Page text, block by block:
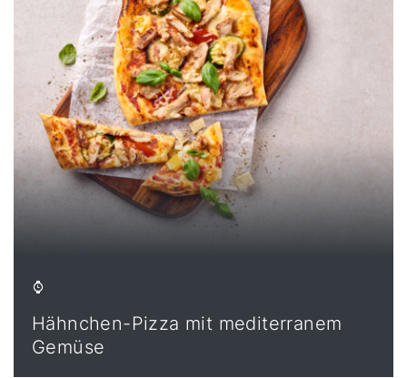
Hähnchen-Pizza mit mediterranem
Gemüse